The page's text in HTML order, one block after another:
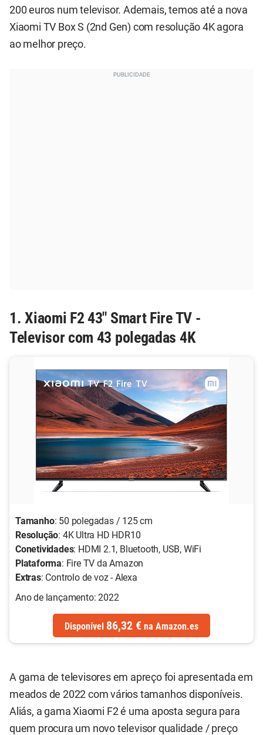
200 euros num televisor. Ademais, temos até a nova
Xiaomi TV Box S (2nd Gen) com resolução 4K agora
ao melhor preço.
1. Xiaomi F2 43" Smart Fire TV -
Televisor com 43 polegadas 4K
Tamanho: 50 polegadas / 125 cm
Resolução: 4K Ultra HD HDR10
Conetividades: HDMI 2.1, Bluetooth, USB, WiFi
Plataforma: Fire TV da Amazon
Extras: Controlo de voz - Alexa
Ano de lançamento: 2022
Disponível 86,32 € na Amazon.es
A gama de televisores em apreço foi apresentada em
meados de 2022 com vários tamanhos disponíveis.
Aliás, a gama Xiaomi F2 é uma aposta segura para
quem procura um novo televisor qualidade / preço